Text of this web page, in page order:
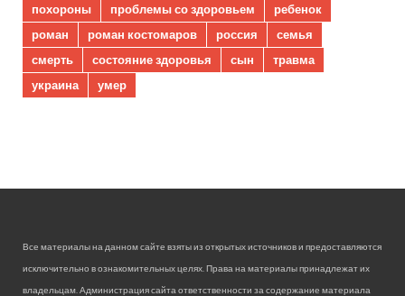
похороны
проблемы со здоровьем
ребенок
роман
роман костомаров россия
семья
смерть
состояние здоровья сын
травма
украина
умер
Все материалы на данном сайте взяты из открытых источников и предоставляются
исключительно в ознакомительных целях. Права на материалы принадлежат их
владельцам. Администрация сайта ответственности за содержание материала